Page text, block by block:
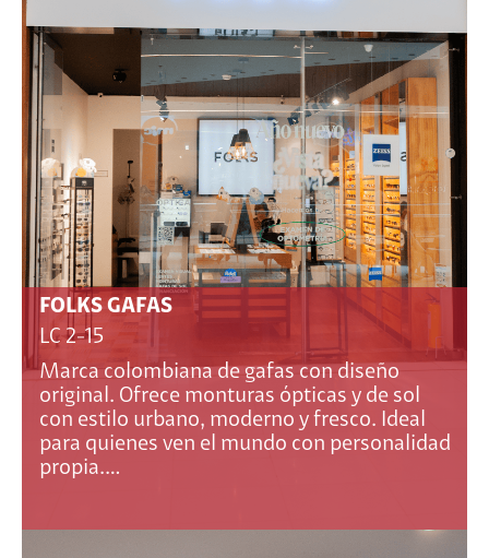
FOLKS GAFAS
LC 2-15
Marca colombiana de gafas con diseño
original. Ofrece monturas ópticas y de sol
con estilo urbano, moderno y fresco. Ideal
para quienes ven el mundo con personalidad
propia.…